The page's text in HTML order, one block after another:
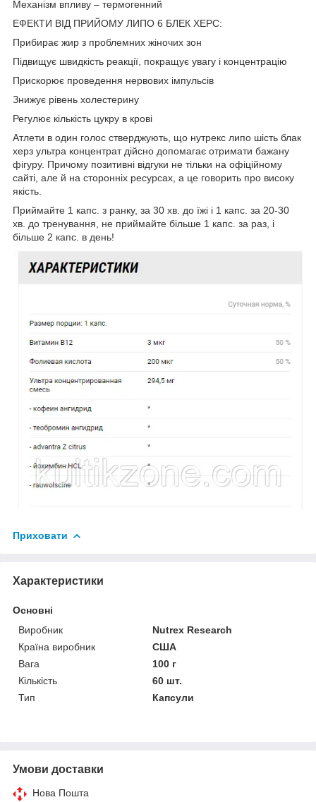
Механізм впливу – термогенний
ЕФЕКТИ ВІД ПРИЙОМУ ЛИПО 6 БЛЕК ХЕРС:
Прибирає жир з проблемних жіночих зон
Підвищує швидкість реакції, покращує увагу і концентрацію
Прискорює проведення нервових імпульсів
Знижує рівень холестерину
Регулює кількість цукру в крові
Атлети в один голос стверджують, що нутрекс липо шість блак
херз ультра концентрат дійсно допомагає отримати бажану
фігуру. Причому позитивні відгуки не тільки на офіційному
сайті, але й на сторонніх ресурсах, а це говорить про високу
якість.
Приймайте 1 капс. з ранку, за 30 хв. до їжі і 1 капс. за 20-30
хв. до тренування, не приймайте більше 1 капс. за раз, і
більше 2 капс. в день!
Приховати
Характеристики
Основні
Виробник
Nutrex Research
Країна виробник
США
Вага
100 г
Кількість
60 шт.
Тип
Капсули
Умови доставки
Нова Пошта